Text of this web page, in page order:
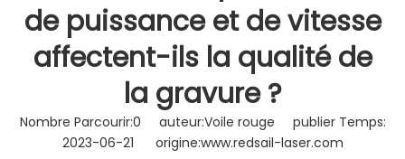
de puissance et de vitesse
affectent-ils la qualité de
la gravure ?
Nombre Parcourir:0 auteur:Voile rouge publier Temps:
2023-06-21 origine:www.redsail-laser.com